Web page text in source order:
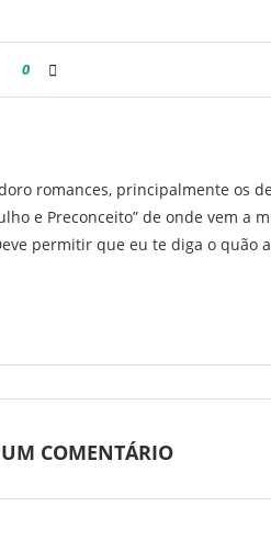
0
romances, principalmente os
e Preconceito” de onde vem a
permitir que eu te diga o quão
COMENTÁRIO